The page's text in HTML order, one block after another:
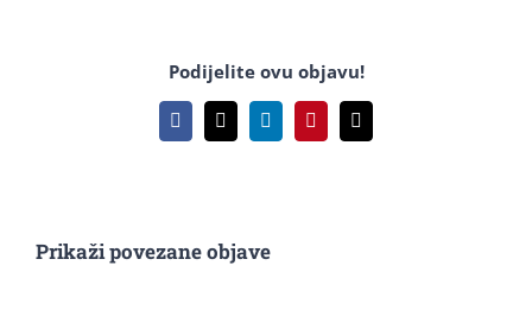
Podijelite ovu objavu!
Facebook
X LinkedInPinterestEmail:
Prikaži povezane objave